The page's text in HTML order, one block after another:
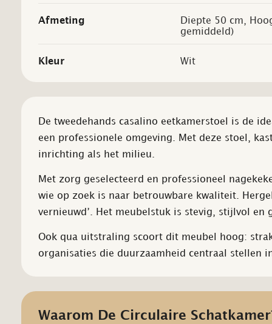
Afmeting
Diepte 50 cm,
gemiddeld)
Kleur Wit
De tweedehands casalino eetkamerstoel is de
een professionele omgeving. Met deze stoel,
inrichting als het milieu.
Met zorg geselecteerd en professioneel
wie op zoek is naar betrouwbare kwaliteit.
vernieuwd’. Het meubelstuk is stevig, stijlvol en
Ook qua uitstraling scoort dit meubel hoog:
organisaties die duurzaamheid centraal stellen
Waarom De Circulaire